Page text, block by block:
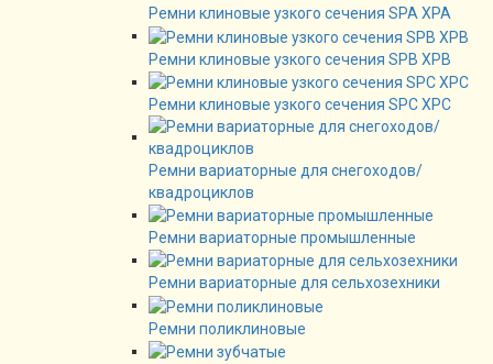
Ремни клиновые узкого сечения SPA XPA
Ремни клиновые узкого сечения SPB XPB
Ремни клиновые узкого сечения SPC XPC
Ремни вариаторные для снегоходов/
квадроциклов
Ремни вариаторные промышленные
Ремни вариаторные для сельхозехники
Ремни поликлиновые